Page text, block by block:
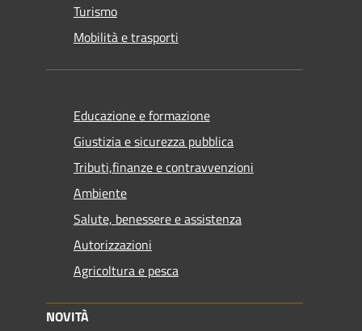
Turismo
Mobilità e trasporti
Educazione e formazione
Giustizia e sicurezza pubblica
Tributi,finanze e contravvenzioni
Ambiente
Salute, benessere e assistenza
Autorizzazioni
Agricoltura e pesca
NOVITÀ